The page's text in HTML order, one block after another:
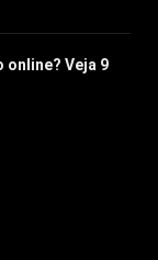
online? Veja 9